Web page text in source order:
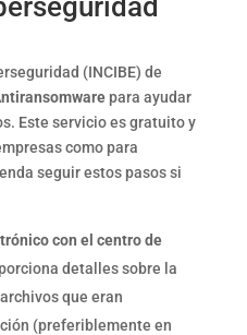
(INCIBE) de
para ayudar
Este servicio es gratuito y
como para
seguir estos pasos si
con el centro de
detalles sobre la
que eran
(preferiblemente en